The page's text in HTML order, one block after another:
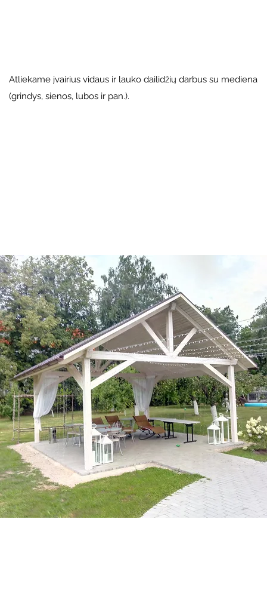
Atliekame įvairius vidaus ir lauko dailidžių darbus su mediena
(grindys, sienos, lubos ir pan.).